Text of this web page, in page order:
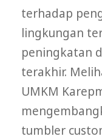
terhadap
lingkungan
peningkatan
terakhir.
UMKM
tumbler